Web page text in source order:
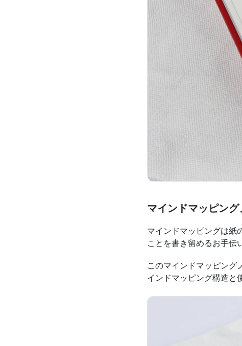
マインドマッピン
マインドマッピングは紙
ことを書き留めるお手伝
このマインドマッピング
インドマッピング構造と